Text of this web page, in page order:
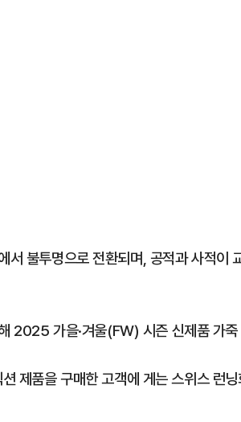
서 불투명으로 전환되며, 공적과 사적이
2025 가을·겨울(FW) 시즌 신제품 가
제품을 구매한 고객에 게는 스위스 런